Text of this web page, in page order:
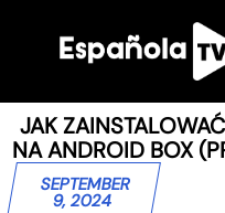
JAK
NA ANDROID BOX
SEPTEMBER
9, 2024